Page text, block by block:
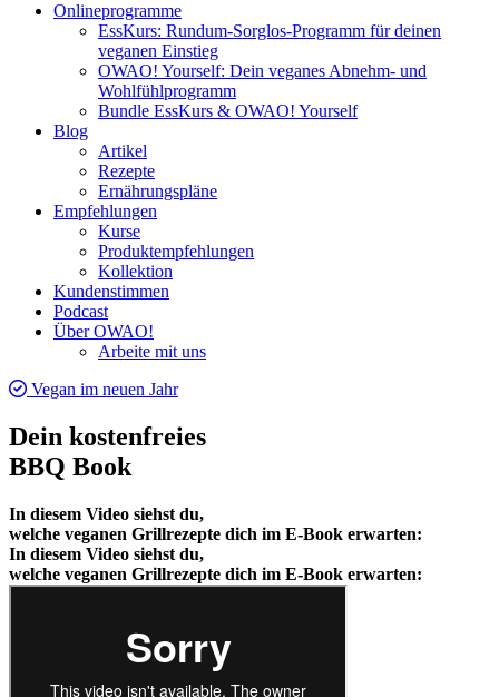
Onlineprogramme
EssKurs: Rundum-Sorglos-Programm für deinen
veganen Einstieg
OWAO! Yourself: Dein veganes Abnehm- und
Wohlfühlprogramm
Bundle EssKurs & OWAO! Yourself
Blog
Artikel
Rezepte
Ernährungspläne
Empfehlungen
Kurse
Produktempfehlungen
Kollektion
Kundenstimmen
Podcast
Über OWAO!
Arbeite mit uns
Vegan im neuen Jahr
Dein kostenfreies
BBQ Book
In diesem Video siehst du,
welche veganen Grillrezepte dich im E-Book erwarten:
In diesem Video siehst du,
welche veganen Grillrezepte dich im E-Book erwarten: